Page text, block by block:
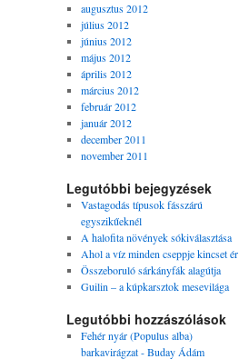
augusztus 2012
július 2012
június 2012
május 2012
április 2012
március 2012
február 2012
január 2012
december 2011
november 2011
Legutóbbi bejegyzések
Vastagodás típusok fásszárú
egyszikűeknél
A halofita növények sókiválasztása
Ahol a víz minden cseppje kincset ér
Összeboruló sárkányfák alagútja
Guilin – a kúpkarsztok mesevilága
Legutóbbi hozzászólások
Fehér nyár (Populus alba)
barkavirágzat - Buday Ádám